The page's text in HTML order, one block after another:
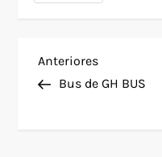
N
Entrada
anterior
Anteriores
Bus de GH BUS